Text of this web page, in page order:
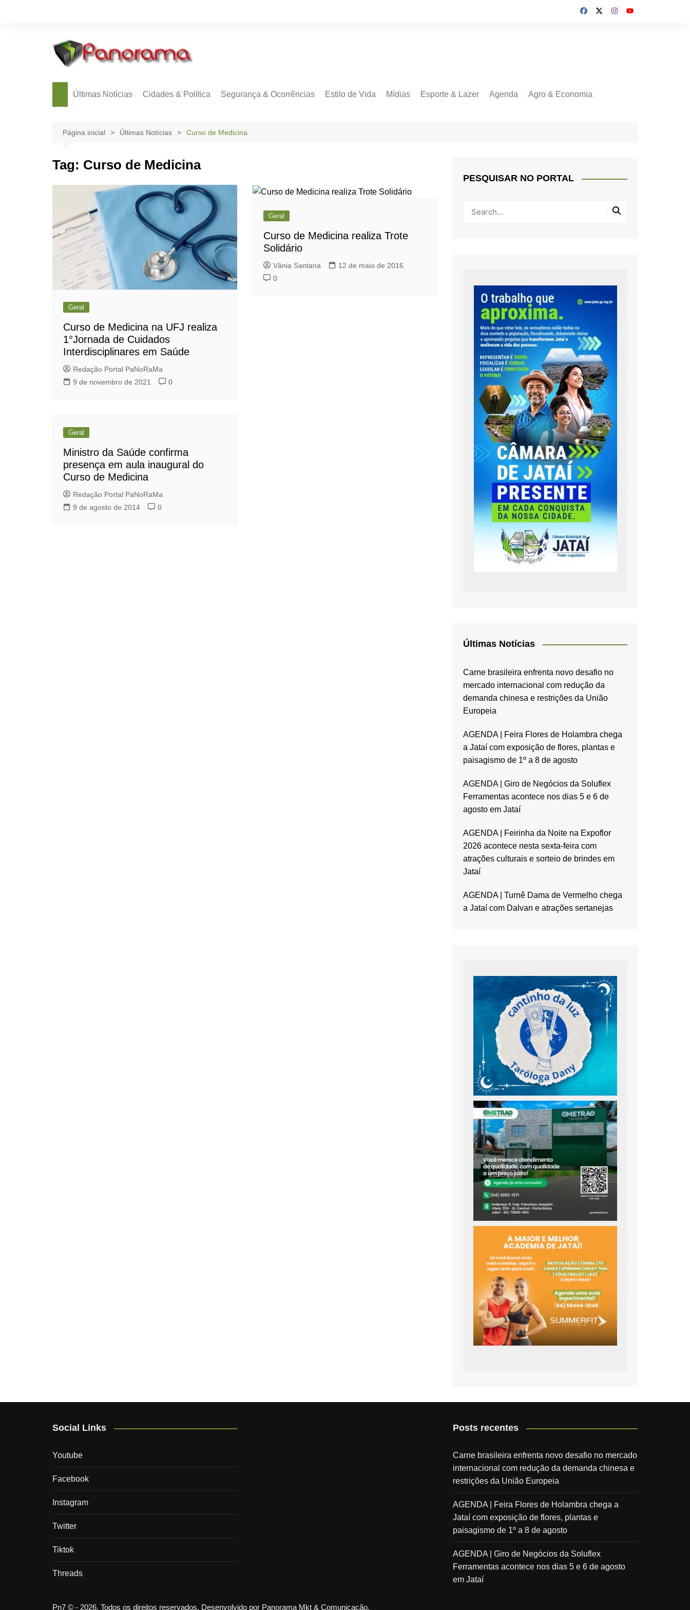
Últimas Notícias Cidades & Política Segurança & Ocorrências Estilo de Vida Mídias Esporte & Lazer Agenda Agro & Economia
Página inicial Últimas Notícias Curso de Medicina
Tag: Curso de Medicina
Geral
Curso de Medicina na UFJ realiza
1°Jornada de Cuidados
Interdisciplinares em Saúde
Redação Portal PaNoRaMa
9 de novembro de 2021
0
Geral
Curso de Medicina realiza Trote
Solidário
Vânia Santana
12 de maio de 2016
0
Geral
Ministro da Saúde confirma
presença em aula inaugural do
Curso de Medicina
Redação Portal PaNoRaMa
9 de agosto de 2014
0
PESQUISAR NO PORTAL
Últimas Notícias
Carne brasileira enfrenta novo desafio no
mercado internacional com redução da
demanda chinesa e restrições da União
Europeia
AGENDA | Feira Flores de Holambra chega
a Jataí com exposição de flores, plantas e
paisagismo de 1º a 8 de agosto
AGENDA | Giro de Negócios da Soluflex
Ferramentas acontece nos dias 5 e 6 de
agosto em Jataí
AGENDA | Feirinha da Noite na Expoflor
2026 acontece nesta sexta-feira com
atrações culturais e sorteio de brindes em
Jataí
AGENDA | Turnê Dama de Vermelho chega
a Jataí com Dalvan e atrações sertanejas
Social Links
Youtube
Facebook
Instagram
Twitter
Tiktok
Threads
Posts recentes
Carne brasileira enfrenta novo desafio no mercado
internacional com redução da demanda chinesa e
restrições da União Europeia
AGENDA | Feira Flores de Holambra chega a
Jataí com exposição de flores, plantas e
paisagismo de 1º a 8 de agosto
AGENDA | Giro de Negócios da Soluflex
Ferramentas acontece nos dias 5 e 6 de agosto
em Jataí
Pn7 © - 2026. Todos os direitos reservados. Desenvolvido por Panorama Mkt & Comunicação.